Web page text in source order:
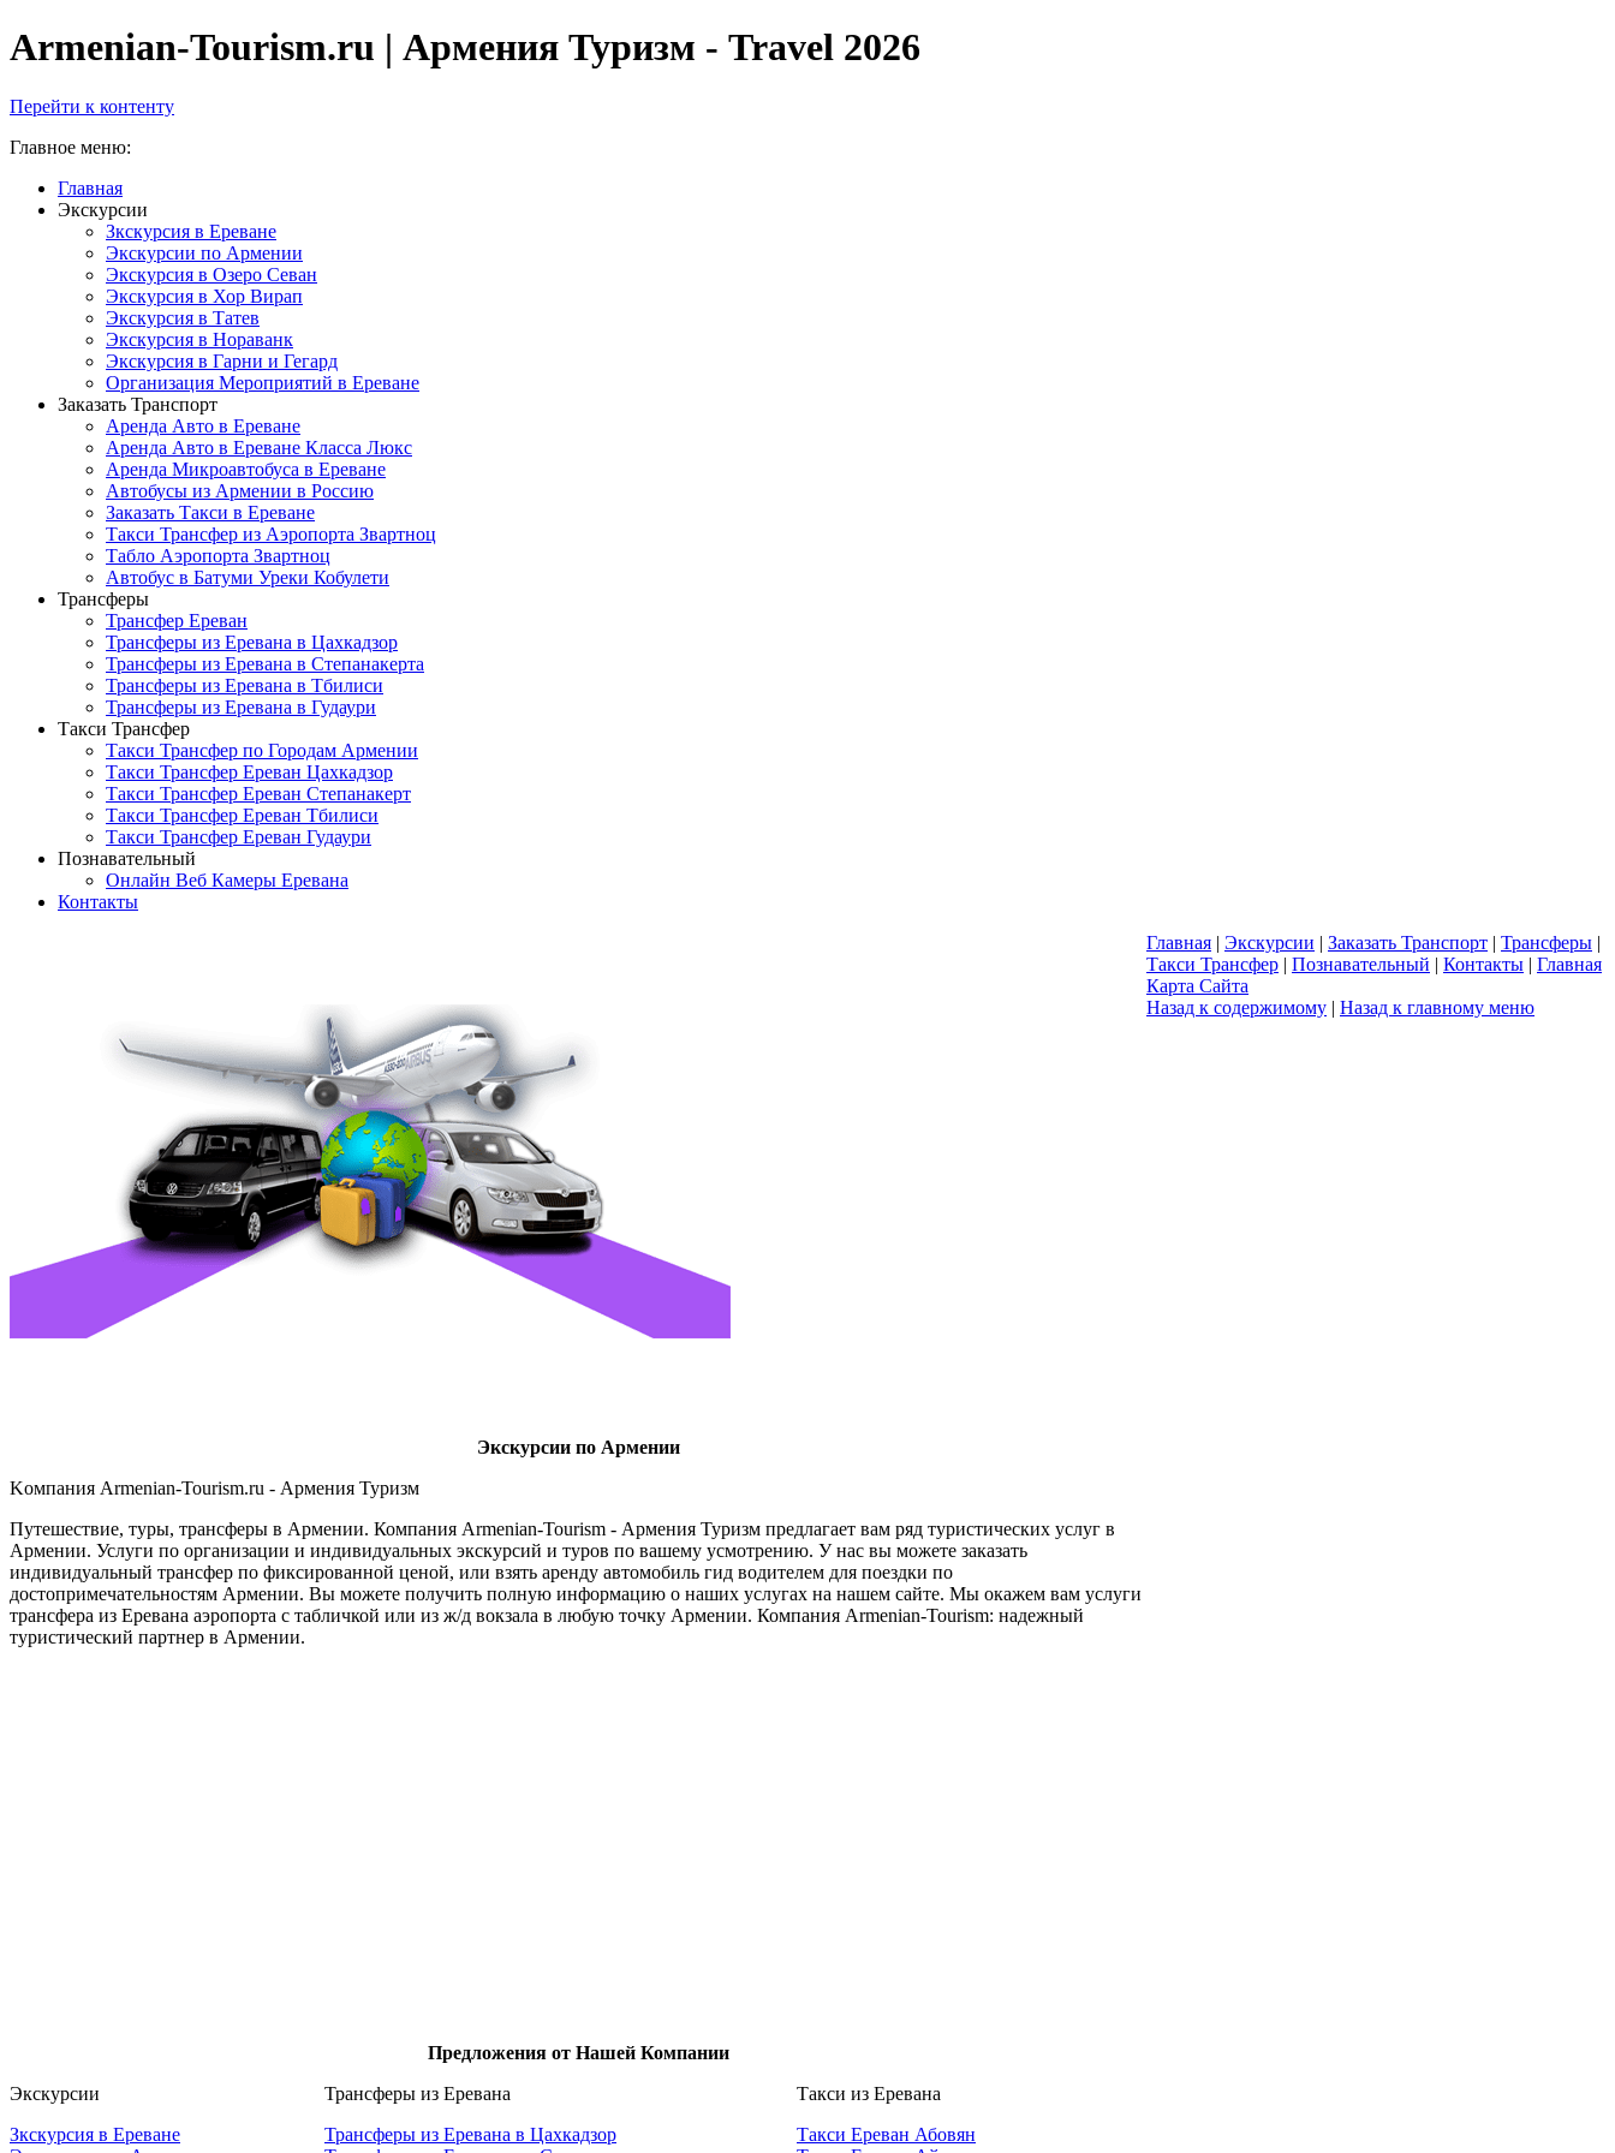
Armenian-Tourism.ru | Армения Туризм - Travel 2026
Перейти к контенту
Главное меню:
Главная
Экскурсии
Зкскурсия в Ереване
Экскурсии по Армении
Экскурсия в Озеро Севан
Экскурсия в Хор Вирап
Экскурсия в Татев
Экскурсия в Нораванк
Экскурсия в Гарни и Гегард
Организация Мероприятий в Ереване
Заказать Транспорт
Аренда Авто в Ереване
Аренда Авто в Ереване Класса Люкс
Аренда Микроавтобуса в Ереване
Автобусы из Армении в Россию
Заказать Такси в Ереване
Такси Трансфер из Аэропорта Звартноц
Табло Аэропорта Звартноц
Автобус в Батуми Уреки Кобулети
Трансферы
Трансфер Ереван
Трансферы из Еревана в Цахкадзор
Трансферы из Еревана в Степанакерта
Трансферы из Ереванa в Тбилиси
Трансферы из Еревана в Гудаури
Такси Трансфер
Такси Трансфер по Городам Армении
Такси Трансфер Ереван Цахкадзор
Такси Трансфер Ереван Степанакерт
Такси Трансфер Ереван Тбилиси
Такси Трансфер Ереван Гудаури
Познавательный
Онлайн Веб Камеры Еревана
Контакты
Экскурсии по Армении
Kомпания Armenian-Tourism.ru - Армения Туризм
Путешествие, туры, трансферы в Армении. Компания Armenian-Tourism - Армения Туризм предлагает вам ряд туристических услуг в
Армении. Услуги по организации и индивидуальных экскурсий и туров по вашему усмотрению. У нас вы можете заказать
индивидуальный трансфер по фиксированной ценой, или взять аренду автомобиль гид водителем для поездки по
достопримечательностям Армении. Вы можете получить полную информацию о наших услугах на нашем сайте. Мы окажем вам услуги
трансфера из Еревана аэропорта с табличкой или из ж/д вокзала в любую точку Армении. Компания Armenian-Tourism: надежный
туристический партнер в Армении.
Предложения от Нашей Компании
Экскурсии
Зкскурсия в Ереване
Трансферы из Еревана
Трансферы из Еревана в Цахкадзор
Такси из Еревана
Такси Ереван Абовян
Главная | Экскурсии | Заказать Транспорт | Трансферы |
Такси Трансфер | Познавательный | Контакты | Главная
Карта Сайта
Назад к содержимому | Назад к главному меню